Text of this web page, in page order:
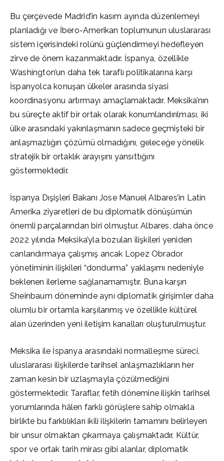
Bu çerçevede Madrid’in kasım ayında düzenlemeyi
planladığı ve İbero-Amerikan toplumunun uluslararası
sistem içerisindeki rolünü güçlendirmeyi hedefleyen
zirve de önem kazanmaktadır. İspanya, özellikle
Washington’un daha tek taraflı politikalarına karşı
İspanyolca konuşan ülkeler arasında siyasi
koordinasyonu artırmayı amaçlamaktadır. Meksika’nın
bu süreçte aktif bir ortak olarak konumlandırılması, iki
ülke arasındaki yakınlaşmanın sadece geçmişteki bir
anlaşmazlığın çözümü olmadığını, geleceğe yönelik
stratejik bir ortaklık arayışını yansıttığını
göstermektedir.
İspanya Dışişleri Bakanı Jose Manuel Albares’in Latin
Amerika ziyaretleri de bu diplomatik dönüşümün
önemli parçalarından biri olmuştur. Albares, daha önce
2022 yılında Meksika’yla bozulan ilişkileri yeniden
canlandırmaya çalışmış ancak Lopez Obrador
yönetiminin ilişkileri “dondurma” yaklaşımı nedeniyle
beklenen ilerleme sağlanamamıştır. Buna karşın
Sheinbaum döneminde aynı diplomatik girişimler daha
olumlu bir ortamla karşılanmış ve özellikle kültürel
alan üzerinden yeni iletişim kanalları oluşturulmuştur.
Meksika ile İspanya arasındaki normalleşme süreci,
uluslararası ilişkilerde tarihsel anlaşmazlıkların her
zaman kesin bir uzlaşmayla çözülmediğini
göstermektedir. Taraflar, fetih dönemine ilişkin tarihsel
yorumlarında hâlen farklı görüşlere sahip olmakla
birlikte bu farklılıkları ikili ilişkilerin tamamını belirleyen
bir unsur olmaktan çıkarmaya çalışmaktadır. Kültür,
spor ve ortak tarih mirası gibi alanlar, diplomatik